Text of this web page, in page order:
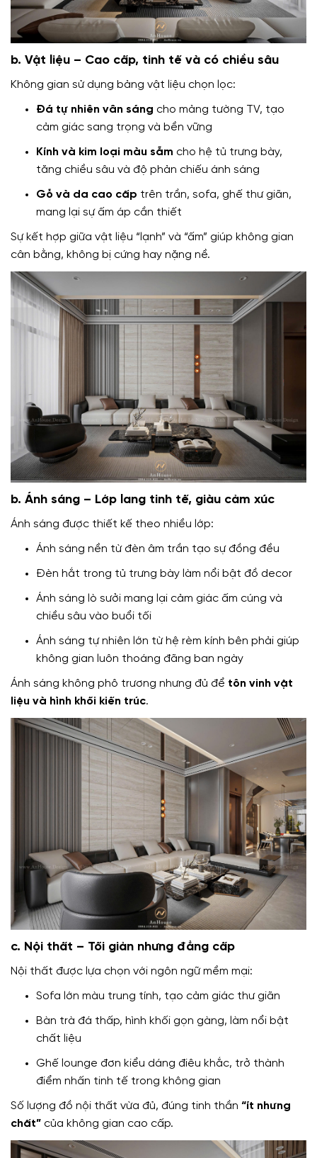
b. Vật liệu – Cao cấp, tinh tế và có chiều sâu
Không gian sử dụng bảng vật liệu chọn lọc:
Đá tự nhiên vân sáng cho mảng tường TV, tạo
cảm giác sang trọng và bền vững
Kính và kim loại màu sẫm cho hệ tủ trưng bày,
tăng chiều sâu và độ phản chiếu ánh sáng
Gỗ và da cao cấp trên trần, sofa, ghế thư giãn,
mang lại sự ấm áp cần thiết
Sự kết hợp giữa vật liệu “lạnh” và “ấm” giúp không gian
cân bằng, không bị cứng hay nặng nề.
b. Ánh sáng – Lớp lang tinh tế, giàu cảm xúc
Ánh sáng được thiết kế theo nhiều lớp:
Ánh sáng nền từ đèn âm trần tạo sự đồng đều
Đèn hắt trong tủ trưng bày làm nổi bật đồ decor
Ánh sáng lò sưởi mang lại cảm giác ấm cúng và
chiều sâu vào buổi tối
Ánh sáng tự nhiên lớn từ hệ rèm kính bên phải giúp
không gian luôn thoáng đãng ban ngày
Ánh sáng không phô trương nhưng đủ để tôn vinh vật
liệu và hình khối kiến trúc.
c. Nội thất – Tối giản nhưng đẳng cấp
Nội thất được lựa chọn với ngôn ngữ mềm mại:
Sofa lớn màu trung tính, tạo cảm giác thư giãn
Bàn trà đá thấp, hình khối gọn gàng, làm nổi bật
chất liệu
Ghế lounge đơn kiểu dáng điêu khắc, trở thành
điểm nhấn tinh tế trong không gian
Số lượng đồ nội thất vừa đủ, đúng tinh thần “ít nhưng
chất” của không gian cao cấp.